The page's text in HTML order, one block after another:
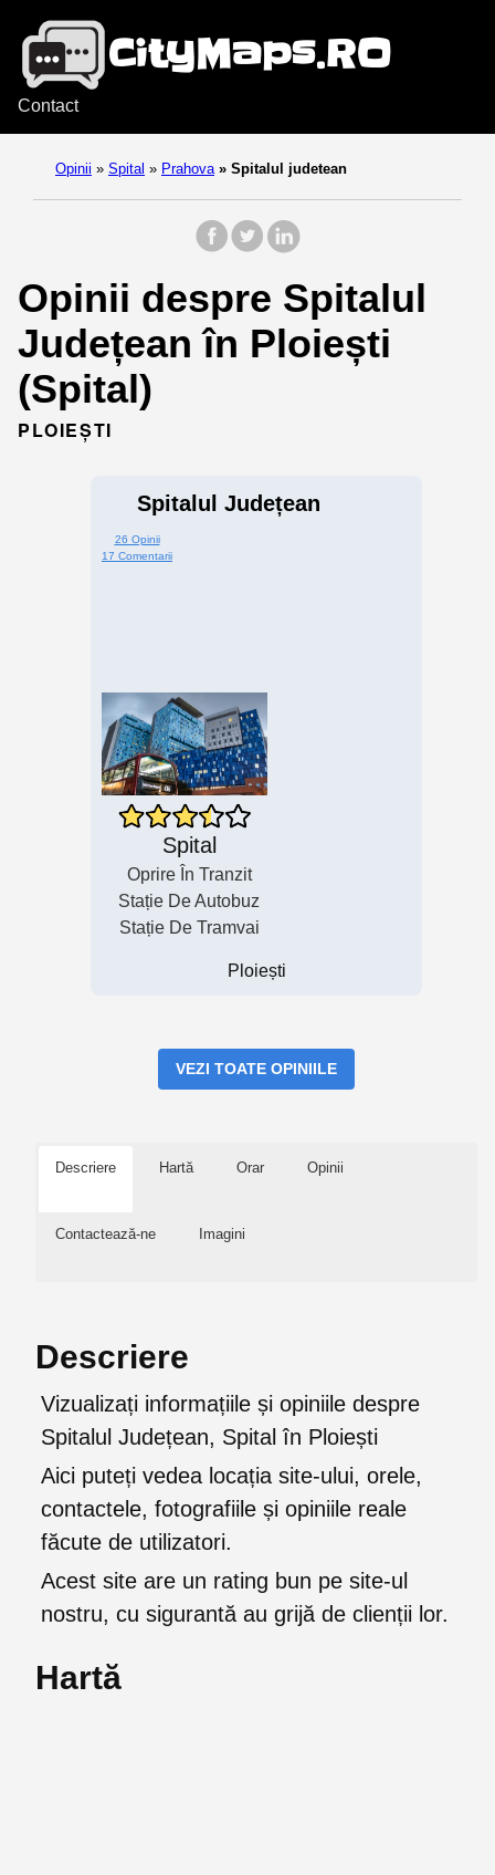
Contact
Opinii » Spital » Prahova » Spitalul judetean
Opinii despre Spitalul
Județean în Ploiești
(Spital)
PLOIEȘTI
Spitalul Județean
26 Opinii
17 Comentarii
Spital
Oprire În Tranzit
Stație De Autobuz
Stație De Tramvai
Ploiești
VEZI TOATE OPINIILE
Descriere Hartă Orar Opinii
Contactează-ne Imagini
Descriere
Vizualizați informațiile și opiniile despre
Spitalul Județean, Spital în Ploiești
Aici puteți vedea locația site-ului, orele,
contactele, fotografiile și opiniile reale
făcute de utilizatori.
Acest site are un rating bun pe site-ul
nostru, cu sigurantă au grijă de clienții lor.
Hartă